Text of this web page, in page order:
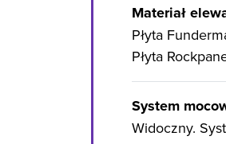
Materiał
Płyta
Płyta
System
Widoczny.